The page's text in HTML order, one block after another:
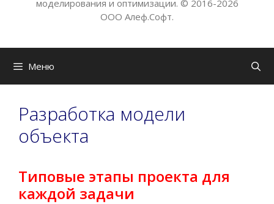
моделирования и оптимизации. © 2016-2026
ООО Алеф.Софт.
Меню
Разработка модели
объекта
Типовые этапы проекта для
каждой задачи